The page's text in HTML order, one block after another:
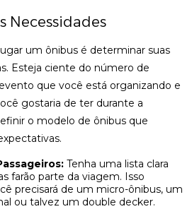
Necessidades
um ônibus é determinar suas
Esteja ciente do número de
que você está organizando e
gostaria de ter durante a
o modelo de ônibus que
Tenha uma lista clara
farão parte da viagem. Isso
precisará de um micro-ônibus, um
ou talvez um double decker.